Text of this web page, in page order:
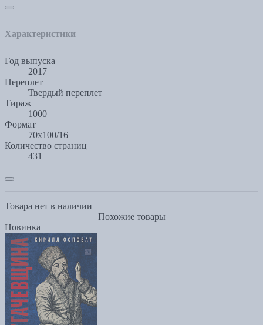
Характеристики
Год выпуска
2017
Переплет
Твердый переплет
Тираж
1000
Формат
70x100/16
Количество страниц
431
Товара нет в наличии
Похожие товары
Новинка